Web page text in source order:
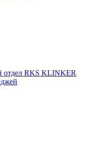
отдел RKS KLINKER